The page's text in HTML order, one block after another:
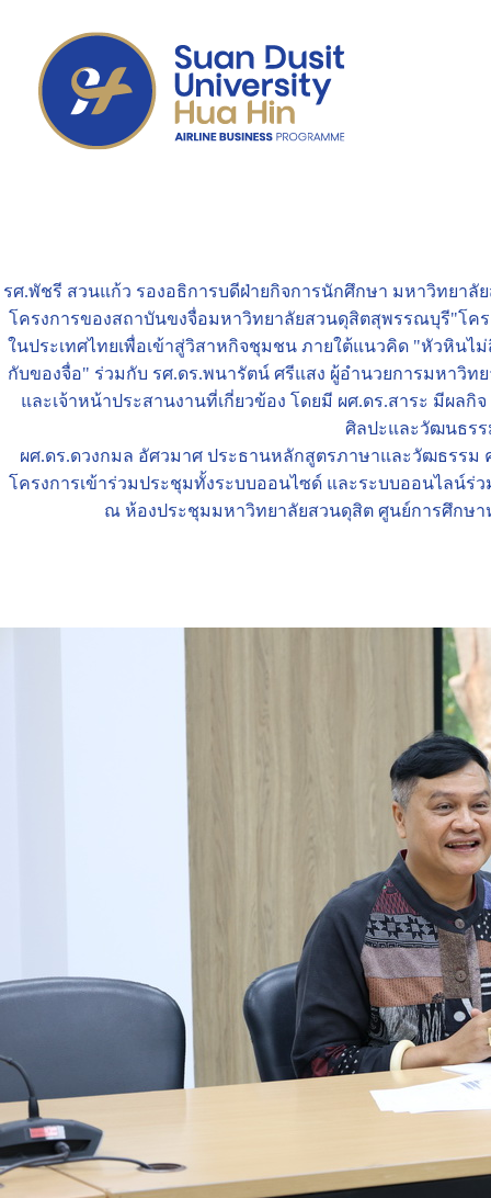
รศ.พัชรี สวนแก้ว รองอธิการบดีฝ่ายกิจการนักศึกษา มหาวิทยาลั
โครงการของสถาบันขงจื่อมหาวิทยาลัยสวนดุสิตสุพรรณบุรี"โค
ในประเทศไทยเพื่อเข้าสู่วิสาหกิจชุมชน ภายใต้แนวคิด "หัวหิน
กับของจื่อ" ร่วมกับ รศ.ดร.พนารัตน์ ศรีแสง ผู้อำนวยการมหาวิ
และเจ้าหน้าประสานงานที่เกี่ยวข้อง โดยมี ผศ.ดร.สาระ มีผลกิ
ศิลปะและวัฒนธร
ผศ.ดร.ดวงกมล อัศวมาศ ประธานหลักสูตรภาษาและวัฒธรร
โครงการเข้าร่วมประชุมทั้งระบบออนไซด์ และระบบออนไลน์ร่
ณ ห้องประชุมมหาวิทยาลัยสวนดุสิต ศูนย์การศึกษา